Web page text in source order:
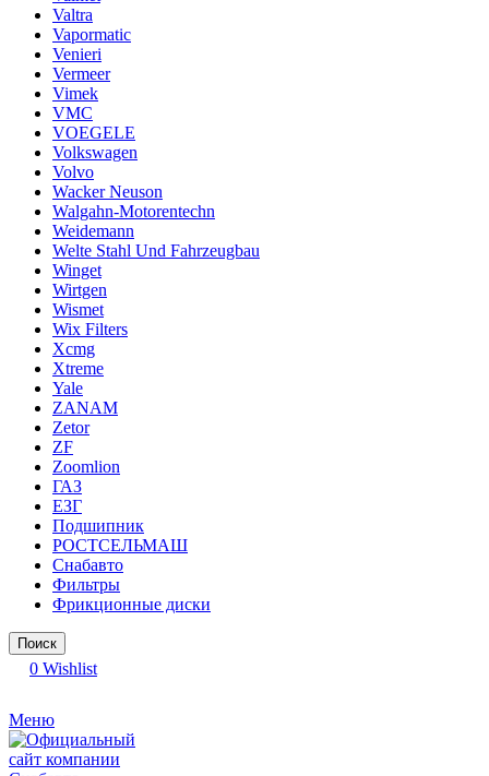
Valtra
Vapormatic
Venieri
Vermeer
Vimek
VMC
VOEGELE
Volkswagen
Volvo
Wacker Neuson
Walgahn-Motorentechn
Weidemann
Welte Stahl Und Fahrzeugbau
Winget
Wirtgen
Wismet
Wix Filters
Xcmg
Xtreme
Yale
ZANAM
Zetor
ZF
Zoomlion
ГАЗ
ЕЗГ
Подшипник
РОСТСЕЛЬМАШ
Снабавто
Фильтры
Фрикционные диски
Поиск
0 Wishlist
Меню